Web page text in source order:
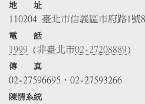
地 址
110204 臺北市信義區市府路1號
電 話
1999 (非臺北市02-27208889)
傳 真
02-27596695、02-27593266
陳情系統